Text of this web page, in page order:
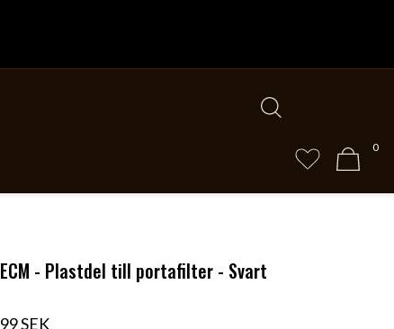
0
ECM - Plastdel till portafilter - Svart
99 SEK